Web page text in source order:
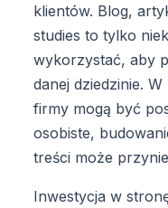
klientów. Blog,
studies to tylko
wykorzystać, aby
danej dziedzinie.
firmy mogą być
osobiste,
treści może
Inwestycja w